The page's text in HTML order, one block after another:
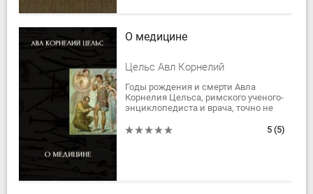
О медицине
Цельс Авл Корнелий
Годы рождения и смерти Авла
Корнелия Цельса, римского ученого-
энциклопедиста и врача, точно не
упоминания о нем многих римских
5 (5)